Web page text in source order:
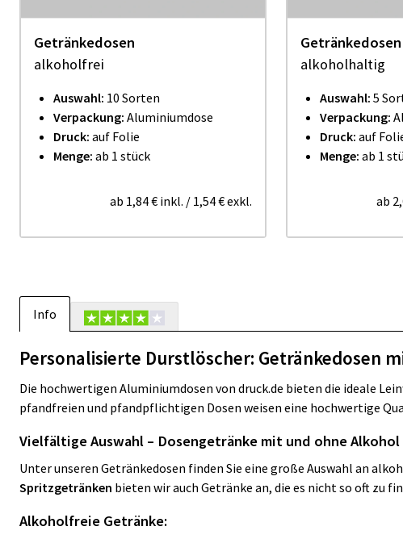
Getränkedosen
alkoholfrei
Auswahl: 10 Sorten
Verpackung: Aluminiumdose
Druck: auf Folie
Menge: ab 1 stück
ab 1,84 € inkl. / 1,54 €exkl.
Getränkedosen
alkoholhaltig
Auswahl: 5
Verpackung:
Druck: auf
Menge: ab 1
ab
Info
Personalisierte Durstlöscher: Getränkedosen
Die hochwertigen Aluminiumdosen von druck.de bieten die ideale
pfandfreien und pfandpflichtigen Dosen weisen eine hochwertige
Vielfältige Auswahl – Dosengetränke mit und ohne Alkohol
Unter unseren Getränkedosen finden Sie eine große Auswahl an
Spritzgetränken bieten wir auch Getränke an, die es nicht so oft zu
Alkoholfreie Getränke: